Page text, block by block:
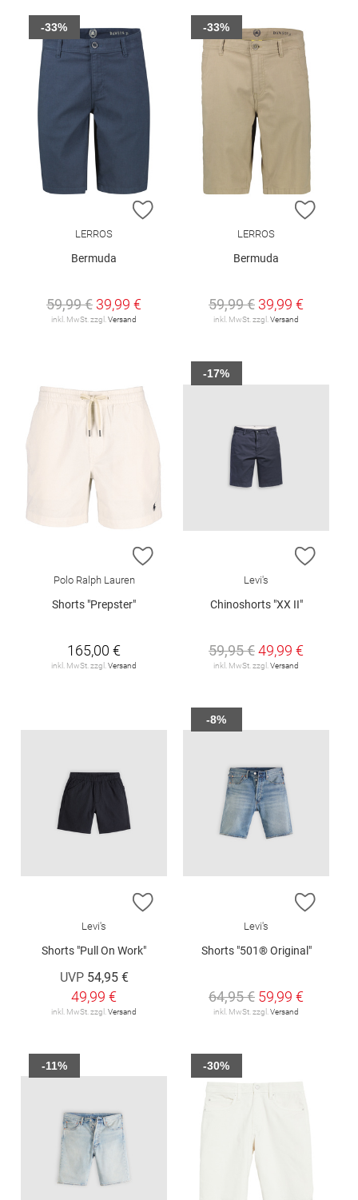
ZUR WUNSCHLISTE HINZUFÜGEN
LERROS
Bermuda
59,99 € 39,99 €
inkl. MwSt. zzgl. Versand
-33%
ZUR
LERROS
Bermuda
59,99 € 39,99 €
inkl. MwSt. zzgl. Versand
-33%
ZUR WUNSCHLISTE HINZUFÜGEN
Polo Ralph Lauren
Shorts "Prepster"
165,00 €
inkl. MwSt. zzgl. Versand
ZUR
Levi's
Chinoshorts "XX II"
59,95 €49,99 €
inkl. MwSt. zzgl. Versand
-17%
ZUR WUNSCHLISTE HINZUFÜGEN
Levi's
Shorts "Pull On Work"
UVP 54,95 €
49,99 €
inkl. MwSt. zzgl. Versand
ZUR
Levi's
Shorts "501® Original"
64,95 € 59,99 €
inkl. MwSt. zzgl. Versand
-8%
-11% -30%